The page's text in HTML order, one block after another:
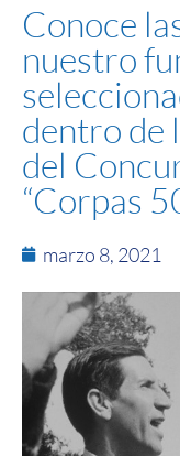
Conoce
nuestro
dentro de
del
“Corpas
marzo 8, 2021